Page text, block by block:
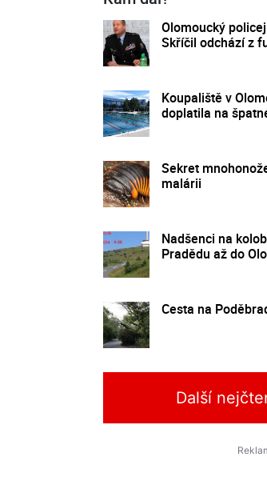
Olomoucký
Skříčil odchází z
Koupaliště v
doplatila na
Sekret
malárii
Nadšenci na
Pradědu až do
Cesta na
Další